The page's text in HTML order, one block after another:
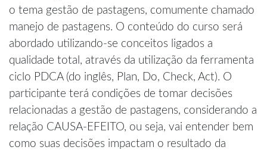
o tema gestão de pastagens, comumente chamado
manejo de pastagens. O conteúdo do curso será
abordado utilizando-se conceitos ligados a
qualidade total, através da utilização da ferramenta
ciclo PDCA (do inglês, Plan, Do, Check, Act). O
participante terá condições de tomar decisões
relacionadas a gestão de pastagens, considerando a
relação CAUSA-EFEITO, ou seja, vai entender bem
como suas decisões impactam o resultado da